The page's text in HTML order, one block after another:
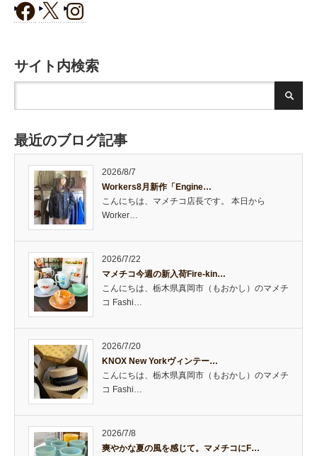
サイト内検索
最近のブログ記事
2026/8/7
Workers8月新作「Engine…
こんにちは、マメチコ店長です。 本日から
Worker…
2026/7/22
マメチコ今週の新入荷Fire-kin…
こんにちは、栃木県真岡市（もおかし）のマメチ
コ Fashi…
2026/7/20
KNOX New Yorkヴィンテー…
こんにちは、栃木県真岡市（もおかし）のマメチ
コ Fashi…
2026/7/8
爽やかな夏の風を感じて。マメチコにF…